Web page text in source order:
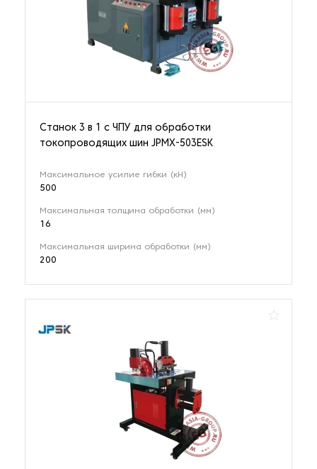
Станок 3 в 1 с ЧПУ для обработки
токопроводящих шин JPMX-503ESK
Максимальное усилие гибки (кН)
500
Максимальная толщина обработки (мм)
16
Максимальная ширина обработки (мм)
200